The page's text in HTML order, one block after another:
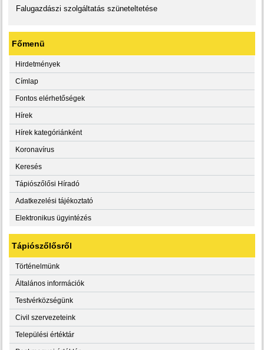
Falugazdászi szolgáltatás szüneteltetése
Főmenü
Hirdetmények
Címlap
Fontos elérhetőségek
Hírek
Hírek kategóriánként
Koronavírus
Keresés
Tápiószőlősi Híradó
Adatkezelési tájékoztató
Elektronikus ügyintézés
Tápiószőlősről
Történelmünk
Általános információk
Testvérközségünk
Civil szervezeteink
Települési értéktár